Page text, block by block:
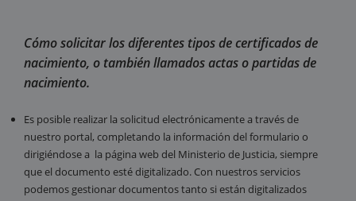
Cómo solicitar los diferentes tipos de certificados de
nacimiento, o también llamados actas o partidas de
nacimiento.
Es posible realizar la solicitud electrónicamente a través de
nuestro portal, completando la información del formulario o
dirigiéndose a la página web del Ministerio de Justicia, siempre
que el documento esté digitalizado. Con nuestros servicios
podemos gestionar documentos tanto si están digitalizados